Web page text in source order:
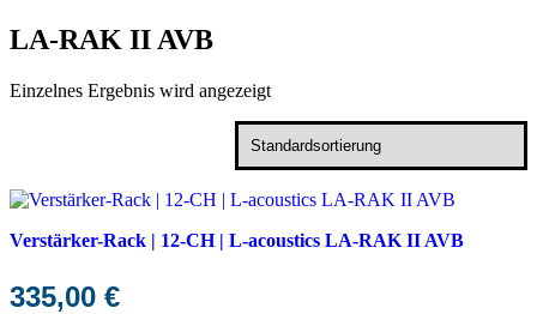
LA-RAK II AVB
Einzelnes Ergebnis wird angezeigt
Verstärker-Rack | 12-CH | L-acoustics LA-RAK II AVB
335,00 €